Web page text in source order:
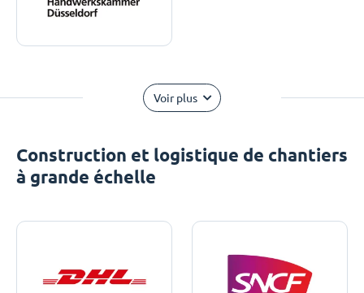
Voir plus
Construction et logistique de chantiers
à grande échelle